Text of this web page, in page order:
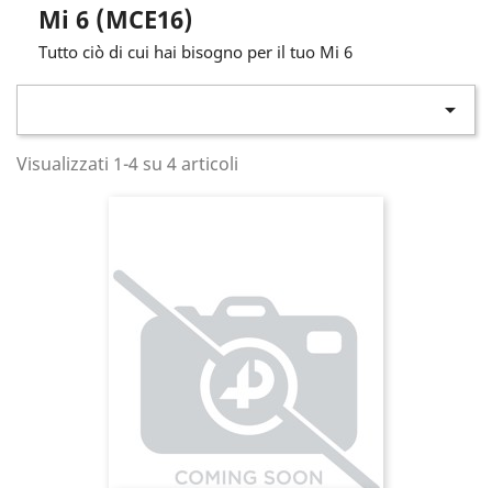
Mi 6 (MCE16)
Tutto ciò di cui hai bisogno per il tuo Mi 6

Visualizzati 1-4 su 4 articoli